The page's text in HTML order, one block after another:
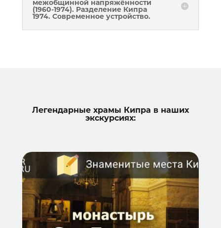
межобщинной напряжённости
(1960-1974). Разделение Кипра
1974. Современное устройство.
Легендарные храмы Кипра в наших
экскурсиях: